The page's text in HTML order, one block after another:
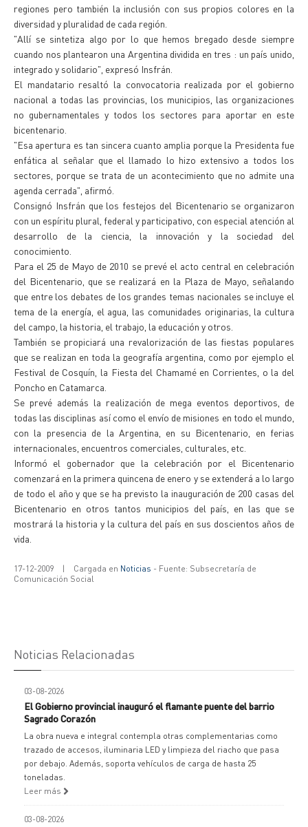
regiones pero también la inclusión con sus propios colores en la
diversidad y pluralidad de cada región.
"Allí se sintetiza algo por lo que hemos bregado desde siempre
cuando nos plantearon una Argentina dividida en tres : un país unido,
integrado y solidario", expresó Insfrán.
El mandatario resaltó la convocatoria realizada por el gobierno
nacional a todas las provincias, los municipios, las organizaciones
no gubernamentales y todos los sectores para aportar en este
bicentenario.
"Esa apertura es tan sincera cuanto amplia porque la Presidenta fue
enfática al señalar que el llamado lo hizo extensivo a todos los
sectores, porque se trata de un acontecimiento que no admite una
agenda cerrada", afirmó.
Consignó Insfrán que los festejos del Bicentenario se organizaron
con un espíritu plural, federal y participativo, con especial atención al
desarrollo de la ciencia, la innovación y la sociedad del
conocimiento.
Para el 25 de Mayo de 2010 se prevé el acto central en celebración
del Bicentenario, que se realizará en la Plaza de Mayo, señalando
que entre los debates de los grandes temas nacionales se incluye el
tema de la energía, el agua, las comunidades originarias, la cultura
del campo, la historia, el trabajo, la educación y otros.
También se propiciará una revalorización de las fiestas populares
que se realizan en toda la geografía argentina, como por ejemplo el
Festival de Cosquín, la Fiesta del Chamamé en Corrientes, o la del
Poncho en Catamarca.
Se prevé además la realización de mega eventos deportivos, de
todas las disciplinas así como el envío de misiones en todo el mundo,
con la presencia de la Argentina, en su Bicentenario, en ferias
internacionales, encuentros comerciales, culturales, etc.
Informó el gobernador que la celebración por el Bicentenario
comenzará en la primera quincena de enero y se extenderá a lo largo
de todo el año y que se ha previsto la inauguración de 200 casas del
Bicentenario en otros tantos municipios del país, en las que se
mostrará la historia y la cultura del país en sus doscientos años de
vida.
17-12-2009 | Cargada en Noticias - Fuente: Subsecretaría de
Comunicación Social
Noticias Relacionadas
03-08-2026
El Gobierno provincial inauguró el flamante puente del barrio
Sagrado Corazón
La obra nueva e integral contempla otras complementarias como
trazado de accesos, iluminaria LED y limpieza del riacho que pasa
por debajo. Además, soporta vehículos de carga de hasta 25
toneladas.
Leer más
03-08-2026